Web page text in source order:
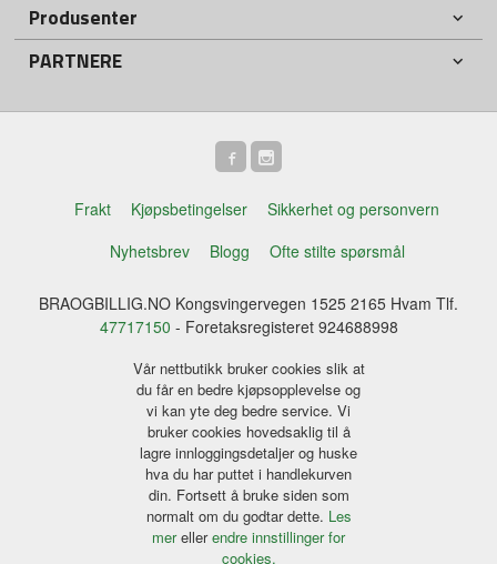
Produsenter
PARTNERE
Frakt Kjøpsbetingelser
Sikkerhet og personvern
Nyhetsbrev
Blogg Ofte stilte spørsmål
BRAOGBILLIG.NO Kongsvingervegen 1525 2165 Hvam Tlf.
47717150 - Foretaksregisteret 924688998
Vår nettbutikk bruker cookies slik at
du får en bedre kjøpsopplevelse og
vi kan yte deg bedre service. Vi
bruker cookies hovedsaklig til å
lagre innloggingsdetaljer og huske
hva du har puttet i handlekurven
din. Fortsett å bruke siden som
normalt om du godtar dette. Les
merellerendre innstillinger for
cookies.